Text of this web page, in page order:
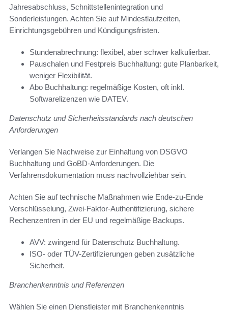
Jahresabschluss, Schnittstellenintegration und
Sonderleistungen. Achten Sie auf Mindestlaufzeiten,
Einrichtungsgebühren und Kündigungsfristen.
Stundenabrechnung: flexibel, aber schwer kalkulierbar.
Pauschalen und Festpreis Buchhaltung: gute Planbarkeit,
weniger Flexibilität.
Abo Buchhaltung: regelmäßige Kosten, oft inkl.
Softwarelizenzen wie DATEV.
Datenschutz und Sicherheitsstandards nach deutschen
Anforderungen
Verlangen Sie Nachweise zur Einhaltung von DSGVO
Buchhaltung und GoBD-Anforderungen. Die
Verfahrensdokumentation muss nachvollziehbar sein.
Achten Sie auf technische Maßnahmen wie Ende-zu-Ende
Verschlüsselung, Zwei-Faktor-Authentifizierung, sichere
Rechenzentren in der EU und regelmäßige Backups.
AVV: zwingend für Datenschutz Buchhaltung.
ISO- oder TÜV-Zertifizierungen geben zusätzliche
Sicherheit.
Branchenkenntnis und Referenzen
Wählen Sie einen Dienstleister mit Branchenkenntnis